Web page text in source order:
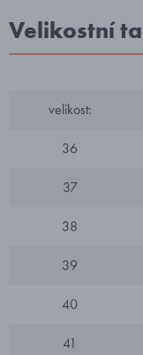
Velikostní
velikost:
36
37
38
39
40
41